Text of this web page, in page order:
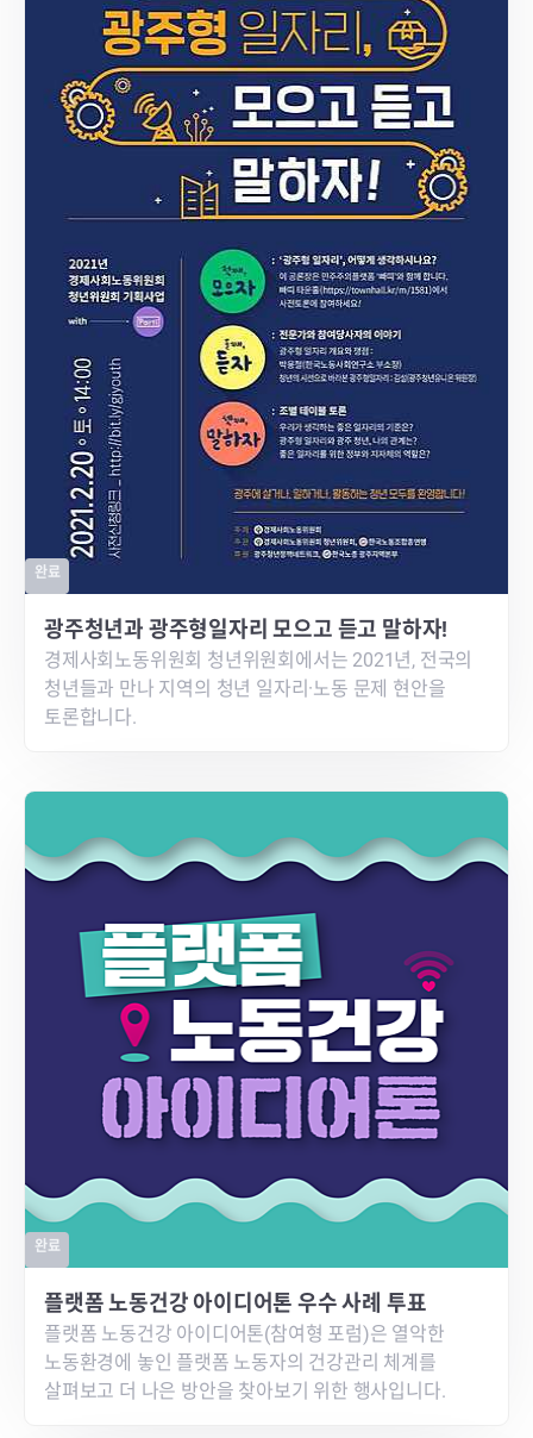
완료
광주청년과 광주형일자리 모으고 듣고 말하자!
경제사회노동위원회 청년위원회에서는 2021년, 전국의
청년들과 만나 지역의 청년 일자리·노동 문제 현안을
토론합니다.
완료
플랫폼 노동건강 아이디어톤 우수 사례 투표
플랫폼 노동건강 아이디어톤(참여형 포럼)은 열악한
노동환경에 놓인 플랫폼 노동자의 건강관리 체계를
살펴보고 더 나은 방안을 찾아보기 위한 행사입니다.